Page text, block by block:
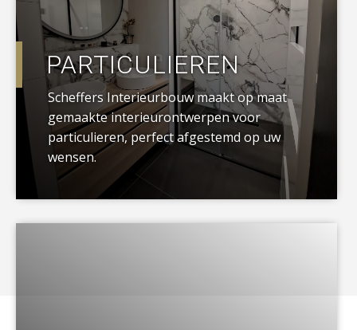
PARTICULIEREN
Scheffers Interieurbouw maakt op maat
gemaakte interieurontwerpen voor
particulieren, perfect afgestemd op uw
wensen.